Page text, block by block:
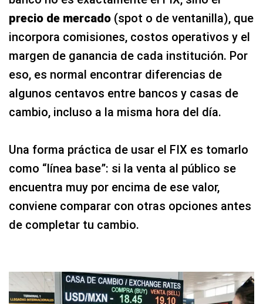
precio de mercado (spot o de ventanilla), que
incorpora comisiones, costos operativos y el
margen de ganancia de cada institución. Por
eso, es normal encontrar diferencias de
algunos centavos entre bancos y casas de
cambio, incluso a la misma hora del día.
Una forma práctica de usar el FIX es tomarlo
como “línea base”: si la venta al público se
encuentra muy por encima de ese valor,
conviene comparar con otras opciones antes
de completar tu cambio.